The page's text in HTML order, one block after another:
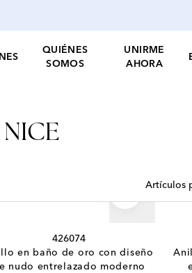
QUIÉNES
SOMOS
UNIRME
AHORA
NICE
Artículos
426074
en baño de oro con diseño
nudo entrelazado moderno